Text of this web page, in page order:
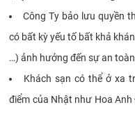
Công Ty bảo lưu quyền
có bất kỳ yếu tố bất khả
…) ảnh hưởng đến sự an
Khách sạn có thể ở xa
điểm của Nhật như Hoa Anh